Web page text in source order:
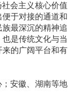
会主义核心价值
于对接的通道和
最深沉的精神追
是传统文化与当
的广阔平台和有
安徽、湖南等地